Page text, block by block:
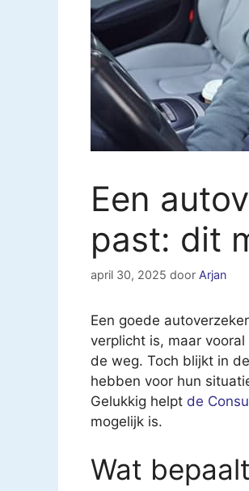
Een
past: dit
april 30, 2025 door Arjan
Een goede
verplicht is, maar
de weg. Toch blijkt in
hebben voor hun
Gelukkig helpt de
mogelijk is.
Wat